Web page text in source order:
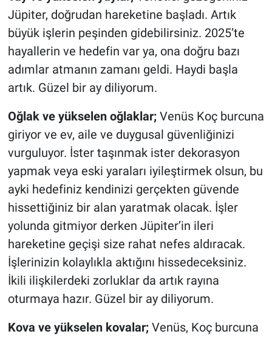
Jüpiter, doğrudan hareketine başladı. Artık
büyük işlerin peşinden gidebilirsiniz. 2025’te
hayallerin ve hedefin var ya, ona doğru bazı
adımlar atmanın zamanı geldi. Haydi başla
artık. Güzel bir ay diliyorum.
Oğlak ve yükselen oğlaklar;Venüs Koç burcuna
giriyor ve ev, aile ve duygusal güvenliğinizi
vurguluyor. İster taşınmak ister dekorasyon
yapmak veya eski yaraları iyileştirmek olsun, bu
ayki hedefiniz kendinizi gerçekten güvende
hissettiğiniz bir alan yaratmak olacak. İşler
yolunda gitmiyor derken Jüpiter’in ileri
hareketine geçişi size rahat nefes aldıracak.
İşlerinizin kolaylıkla aktığını hissedeceksiniz.
İkili ilişkilerdeki zorluklar da artık rayına
oturmaya hazır. Güzel bir ay diliyorum.
Kova ve yükselen kovalar;Venüs, Koç burcuna